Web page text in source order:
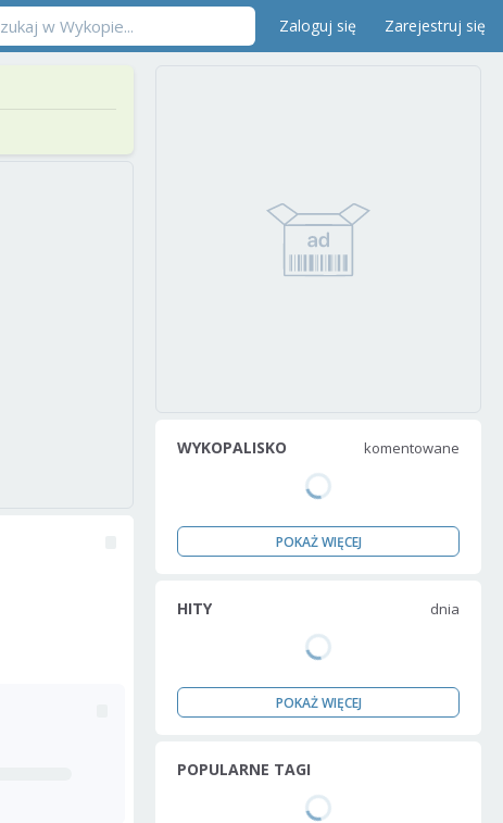
Zaloguj się Zarejestruj się
WYKOPALISKO komentowane
POKAŻ WIĘCEJ
HITY dnia
POKAŻ WIĘCEJ
POPULARNE TAGI